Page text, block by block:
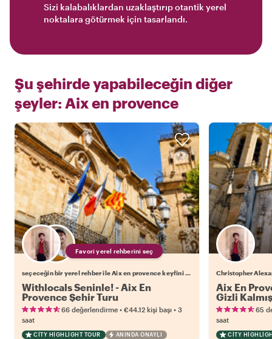
Sizi kalabalıklardan uzaklaştırıp otantik yerel
noktalara götürmek için tasarlandı.
Şu şehirde yapabileceğin diğer
şeyler: Aix en provence
Favori yerel rehberini seç
seçeceğin bir yerel rehber ile Aix en provence keyfini çıkar
Withlocals Seninle! - Aix En
Provence Şehir Turu
66 değerlendirme • €44.12 kişi başı • 3
saat
CITY HIGHLIGHT TOUR ANINDA ONAYLI
Christopher
Aix En
Gizli
65
saat
CITY